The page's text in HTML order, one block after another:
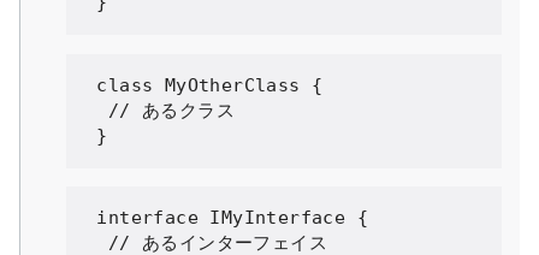
class MyOtherClass
{
// あるクラス
}
interface IMyInterface
{
// あるインターフェイス